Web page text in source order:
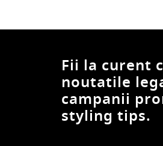
Fii la curent
noutatile
campanii
styling tips.